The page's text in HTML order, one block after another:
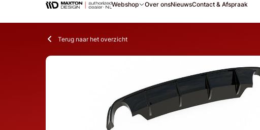
Webshop Over onsNieuwsContact & Afspraak
Terug naar het overzicht